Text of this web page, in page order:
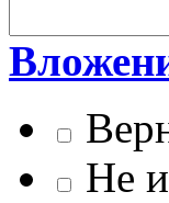
Не